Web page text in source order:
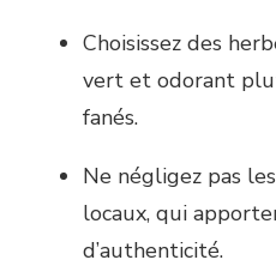
Choisissez des
vert et odorant
fanés.
Ne négligez pas
locaux, qui
d’authenticité.